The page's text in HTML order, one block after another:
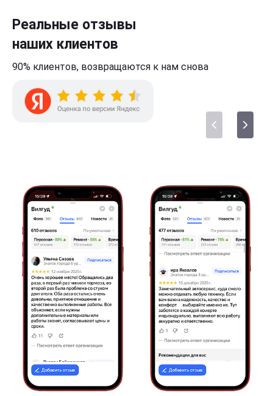
Реальные отзывы
наших клиентов
90% клиентов, возвращаются к нам снова